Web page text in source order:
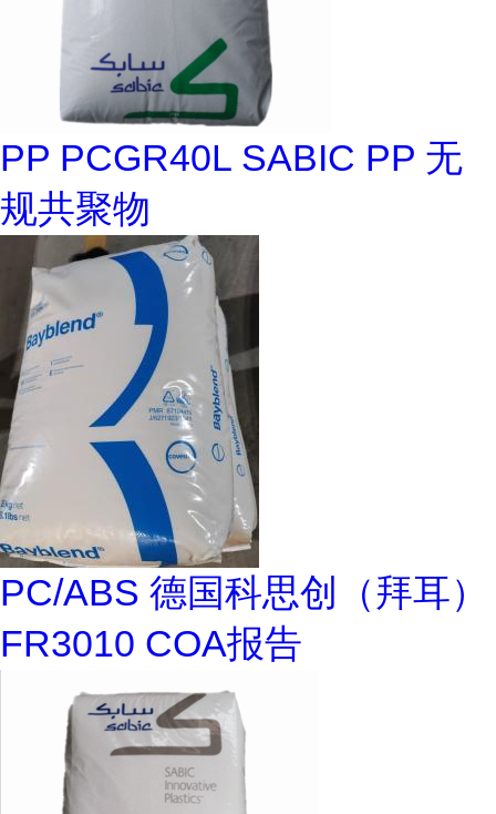
PP PCGR40L SABIC PP 无
规共聚物
PC/ABS 德国科思创（拜耳）
FR3010 COA报告